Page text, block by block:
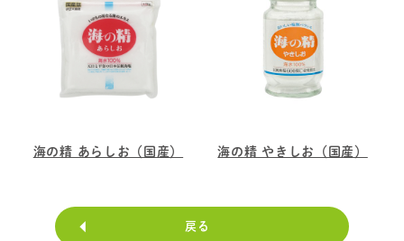
海の精 あらしお（国産） 海の精 やきしお（国産）
戻る